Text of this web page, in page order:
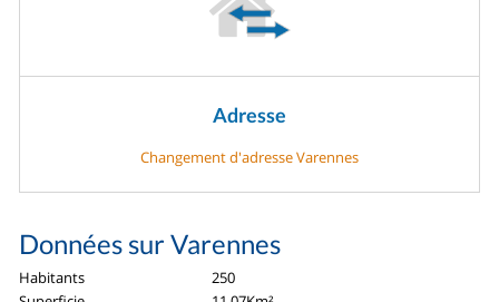
Adresse
Changement d'adresse Varennes
Données sur Varennes
Habitants
250